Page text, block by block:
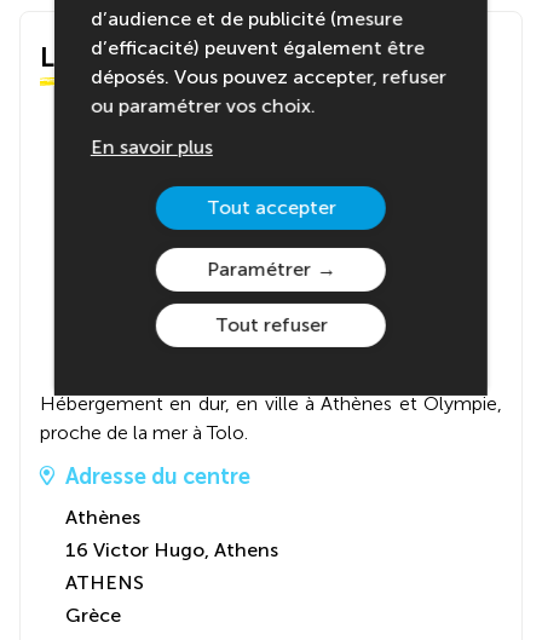
Le centre
Hébergement en dur, en ville à Athènes et Olympie,
proche de la mer à Tolo.
Adresse du centre
Athènes
16 Victor Hugo, Athens
ATHENS
Grèce
d’audience et de publicité (mesure
d’efficacité) peuvent également être
déposés. Vous pouvez accepter, refuser
ou paramétrer vos choix.
En savoir plus
Tout accepter
Paramétrer
Tout refuser